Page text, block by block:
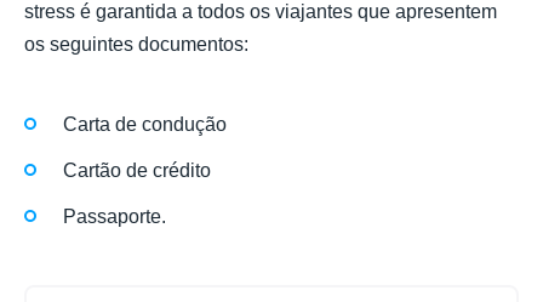
stress é garantida a todos os viajantes que apresentem
os seguintes documentos:
Carta de condução
Cartão de crédito
Passaporte.